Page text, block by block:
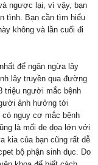
ngược lại, vì vậy, bạn
tình. Bạn cần tìm hiểu
không và lần cuối đi
để ngăn ngừa lây
lây truyền qua đường
triệu người mắc bệnh
ảnh hưởng tới
có nguy cơ mắc bệnh
là mối de dọa lớn với
kia của bạn cũng rất dễ
bộ phận sinh dục. Do